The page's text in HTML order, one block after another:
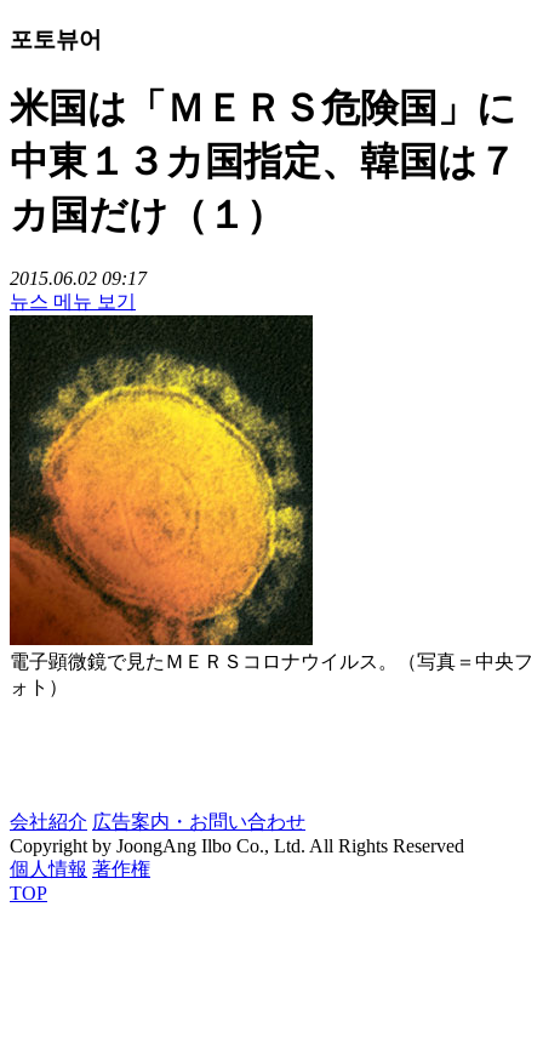
포토뷰어
米国は「ＭＥＲＳ危険国」に
中東１３カ国指定、韓国は７
カ国だけ（１）
2015.06.02 09:17
뉴스 메뉴 보기
電子顕微鏡で見たＭＥＲＳコロナウイルス。（写真＝中央フ
ォト）
会社紹介 広告案内・お問い合わせ
Copyright by JoongAng Ilbo Co., Ltd. All Rights Reserved
個人情報 著作権
TOP